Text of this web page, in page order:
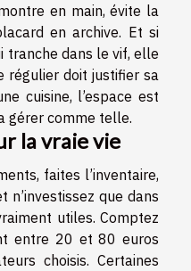
en main, évite la
en archive. Et si
tranche dans le vif, elle
régulier doit justifier sa
cuisine, l’espace est
gérer comme telle.
la vraie vie
faites l’inventaire,
n’investissez que dans
utiles. Comptez
entre 20 et 80 euros
choisis. Certaines